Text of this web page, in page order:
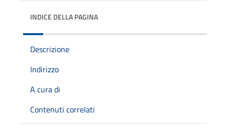
INDICE DELLA PAGINA
Descrizione
Indirizzo
A cura di
Contenuti correlati